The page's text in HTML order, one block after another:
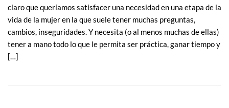
claro que queríamos satisfacer una necesidad en una etapa de la
vida de la mujer en la que suele tener muchas preguntas,
cambios, inseguridades. Y necesita (o al menos muchas de ellas)
tener a mano todo lo que le permita ser práctica, ganar tiempo y
[…]